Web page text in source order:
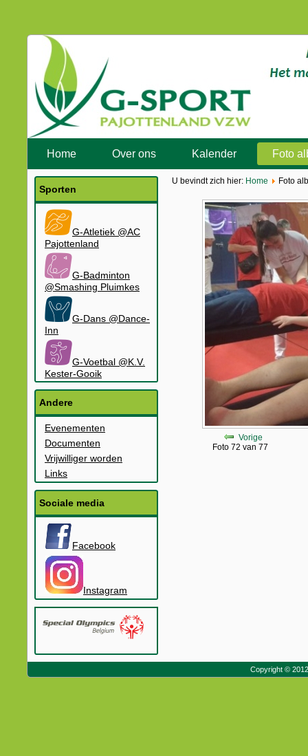
Home Over ons Kalender Foto
Sporten
G-Atletiek @AC
Pajottenland
G-Badminton
@Smashing Pluimkes
G-Dans @Dance-
Inn
G-Voetbal @K.V.
Kester-Gooik
Andere
Evenementen
Documenten
Vrijwilliger worden
Links
Sociale media
Facebook
Instagram
U bevindt zich hier: Home Foto
Vorige
Foto 72 van 77
Copyright ©